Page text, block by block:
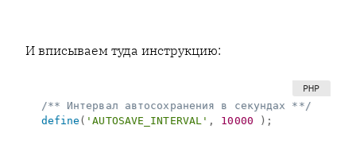
И вписываем туда инструкцию:
/** Интервал автосохранения в секундах **/
define( 'AUTOSAVE_INTERVAL' , 10000 ) ;